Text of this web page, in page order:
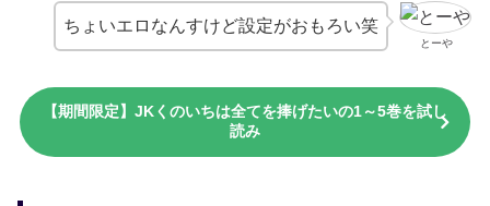
とーや
ちょいエロなんすけど設定がおもろい笑
【期間限定】JKくのいちは全てを捧げたいの1～5巻を試し
読み